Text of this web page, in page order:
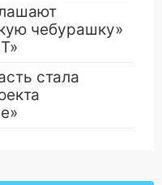
чебурашку»
стала